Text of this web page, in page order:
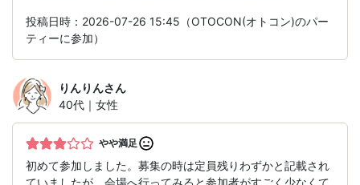
投稿日時：2026-07-26 15:45（OTOCON(オトコン)のパー
ティーに参加）
りんりんさん
40代｜女性
やや満足
初めて参加しました。募集の時は定員残りわずかと記載され